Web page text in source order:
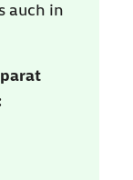
auch in